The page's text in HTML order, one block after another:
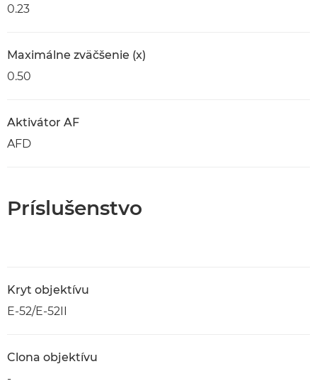
0.23
Maximálne zväčšenie (x)
0.50
Aktivátor AF
AFD
Príslušenstvo
Kryt objektívu
E-52/E-52II
Clona objektívu
-